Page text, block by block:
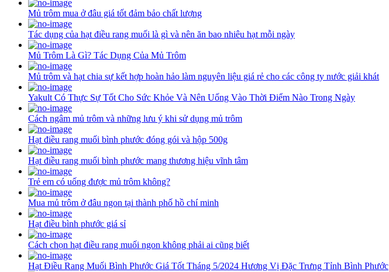
Mủ trôm mua ở đâu giá tốt đảm bảo chất lượng
Tác dụng của hạt điều rang muối là gì và nên ăn bao nhiêu hạt mỗi ngày
Mủ Trôm Là Gì? Tác Dụng Của Mủ Trôm
Mủ trôm và hạt chia sự kết hợp hoàn hảo làm nguyên liệu giá rẻ cho các công ty nước giải khát
Yakult Có Thực Sự Tốt Cho Sức Khỏe Và Nên Uống Vào Thời Điểm Nào Trong Ngày
Cách ngâm mủ trôm và những lưu ý khi sử dụng mủ trôm
Hạt điều rang muối bình phước đóng gói và hộp 500g
Hạt điều rang muối bình phước mang thương hiệu vĩnh tâm
Trẻ em có uống được mủ trôm không?
Mua mủ trôm ở đâu ngon tại thành phố hồ chí minh
Hạt điều bình phước giá sỉ
Cách chọn hạt điều rang muối ngon không phải ai cũng biết
Hạt Điều Rang Muối Bình Phước Giá Tốt Tháng 5/2024 Hương Vị Đặc Trưng Tỉnh Bình Phước